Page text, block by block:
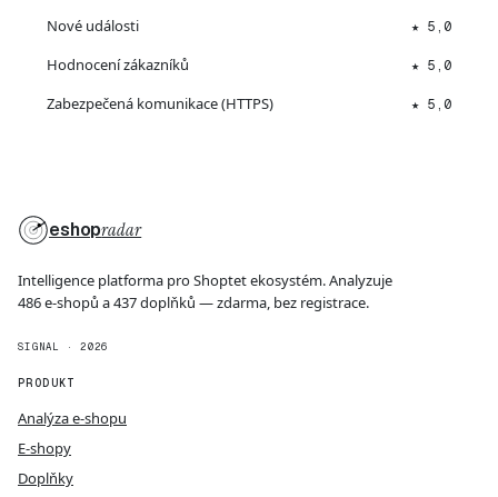
Nové události ★ 5,0
Hodnocení zákazníků ★ 5,0
Zabezpečená komunikace (HTTPS) ★ 5,0
eshopradar
Intelligence platforma pro Shoptet ekosystém. Analyzuje
486 e-shopů a 437 doplňků — zdarma, bez registrace.
SIGNAL · 2026
PRODUKT
Analýza e-shopu
E-shopy
Doplňky